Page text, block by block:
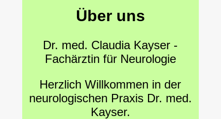
Über uns
Dr. med. Claudia Kayser -
Fachärztin für Neurologie
Herzlich Willkommen in der
neurologischen Praxis Dr. med.
Kayser.